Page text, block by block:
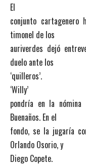
El
conjunto
timonel de los
auriverdes dejó
duelo ante los
‘quilleros’.
‘Willy’
pondría en la
Buenaños. En el
fondo, se la jugaría
Orlando Osorio, y
Diego Copete.